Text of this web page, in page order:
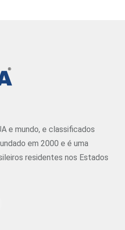
e mundo, e classificados
em 2000 e é uma
residentes nos Estados